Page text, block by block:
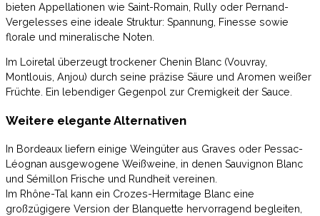
bieten Appellationen wie Saint-Romain, Rully oder Pernand-
Vergelesses eine ideale Struktur: Spannung, Finesse sowie
florale und mineralische Noten.
Im Loiretal überzeugt trockener Chenin Blanc (Vouvray,
Montlouis, Anjou) durch seine präzise Säure und Aromen weißer
Früchte. Ein lebendiger Gegenpol zur Cremigkeit der Sauce.
Weitere elegante Alternativen
In Bordeaux liefern einige Weingüter aus Graves oder Pessac-
Léognan ausgewogene Weißweine, in denen Sauvignon Blanc
und Sémillon Frische und Rundheit vereinen.
Im Rhône-Tal kann ein Crozes-Hermitage Blanc eine
großzügigere Version der Blanquette hervorragend begleiten,